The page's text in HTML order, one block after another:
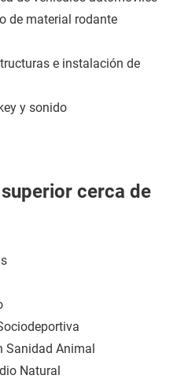
de material rodante
e instalación de
y sonido
cerca de
Sanidad Animal
Natural